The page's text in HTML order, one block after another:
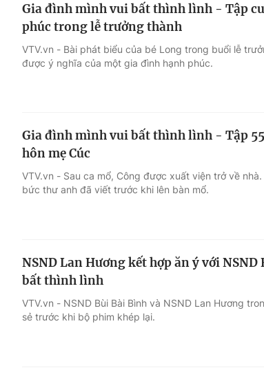
Gia đình mình vui bất thình lình - Tập
phúc trong lễ trưởng thành
VTV.vn - Bài phát biểu của bé Long trong buổi lễ
được ý nghĩa của một gia đình hạnh phúc.
Gia đình mình vui bất thình lình - Tập
hôn mẹ Cúc
VTV.vn - Sau ca mổ, Công được xuất viện trở về
bức thư anh đã viết trước khi lên bàn mổ.
NSND Lan Hương kết hợp ăn ý với
bất thình lình
VTV.vn - NSND Bùi Bài Bình và NSND Lan Hương
sẻ trước khi bộ phim khép lại.